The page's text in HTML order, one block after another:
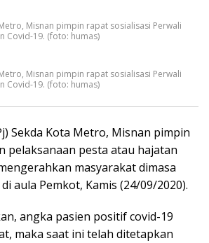
Misnan pimpin rapat sosialisasi Perwali
Covid-19. (foto: humas)
Misnan pimpin rapat sosialisasi Perwali
Covid-19. (foto: humas)
Sekda Kota Metro, Misnan pimpin
pelaksanaan pesta atau hajatan
masyarakat dimasa
aula Pemkot, Kamis (24/09/2020).
angka pasien positif covid-19
maka saat ini telah ditetapkan